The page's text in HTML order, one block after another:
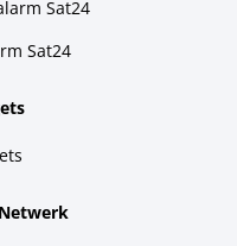
Sat24
Sat24